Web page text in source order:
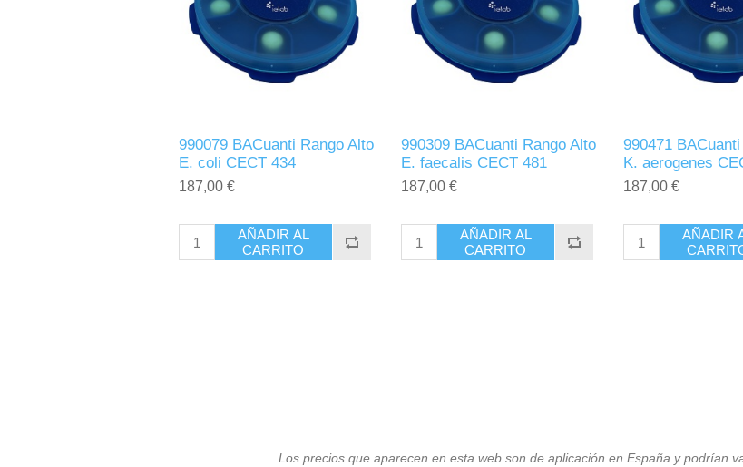
990079 BACuanti Rango Alto
E. coli CECT 434
187,00 €
AÑADIR AL
CARRITO
990309 BACuanti Rango Alto
E. faecalis CECT 481
187,00 €
AÑADIR AL
CARRITO
990471
K. aerogenes
187,00 €
AÑADIR
Los precios que aparecen en esta web son de aplicación en España y podrían